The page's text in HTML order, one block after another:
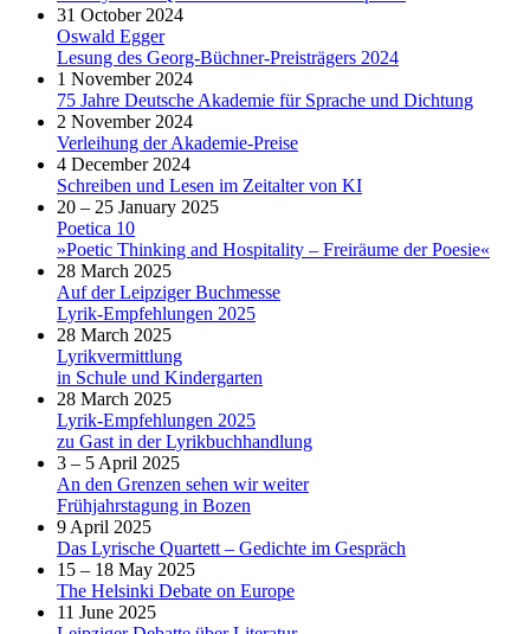
31 October 2024
Oswald Egger
Lesung des Georg-Büchner-Preisträgers 2024
1 November 2024
75 Jahre Deutsche Akademie für Sprache und Dichtung
2 November 2024
Verleihung der Akademie-Preise
4 December 2024
Schreiben und Lesen im Zeitalter von KI
20 – 25 January 2025
Poetica 10
»Poetic Thinking and Hospitality – Freiräume der Poesie«
28 March 2025
Auf der Leipziger Buchmesse
Lyrik-Empfehlungen 2025
28 March 2025
Lyrikvermittlung
in Schule und Kindergarten
28 March 2025
Lyrik-Empfehlungen 2025
zu Gast in der Lyrikbuchhandlung
3 – 5 April 2025
An den Grenzen sehen wir weiter
Frühjahrstagung in Bozen
9 April 2025
Das Lyrische Quartett – Gedichte im Gespräch
15 – 18 May 2025
The Helsinki Debate on Europe
11 June 2025